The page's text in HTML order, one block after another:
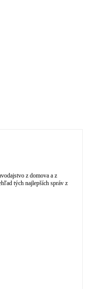
z domova a z
tých najlepších správ z